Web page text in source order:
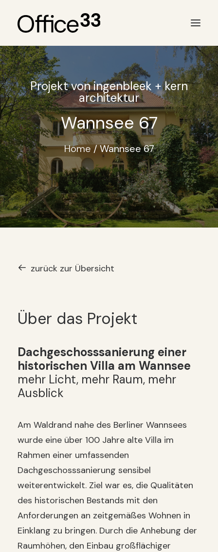
Projekt von ingenbleek + kern
architektur
Wannsee 67
Home Wannsee 67
zurück zur Übersicht
Über das Projekt
Dachgeschosssanierung einer
historischen Villa am Wannsee
mehr Licht, mehr Raum, mehr
Ausblick
Am Waldrand nahe des Berliner Wannsees
wurde eine über 100 Jahre alte Villa im
Rahmen einer umfassenden
Dachgeschosssanierung sensibel
weiterentwickelt. Ziel war es, die Qualitäten
des historischen Bestands mit den
Anforderungen an zeitgemäßes Wohnen in
Einklang zu bringen. Durch die Anhebung der
Raumhöhen, den Einbau großflächiger